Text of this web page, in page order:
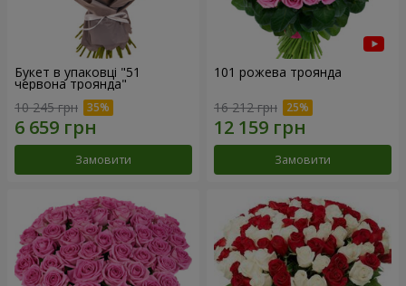
Букет в упаковці "51
червона троянда"
10 245 грн
Замовити
101 рожева троянда
16 212 грн
Замовити